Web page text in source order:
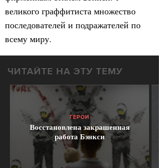
великого граффитиста множество
последователей и подражателей по
всему миру.
ЧИТАЙТЕ НА ЭТУ ТЕМУ
ГЕРОИ
Восстановлена закрашенная
работа Бэнкси